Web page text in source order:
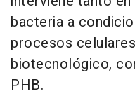
bacteria a
procesos
biotecnológico,
PHB.